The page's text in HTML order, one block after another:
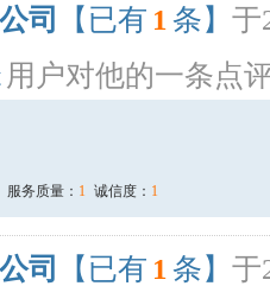
司 【已有 1 条】 于
用户对他的一条点
服务质量： 1 诚信度： 1
司 【已有 1 条】 于